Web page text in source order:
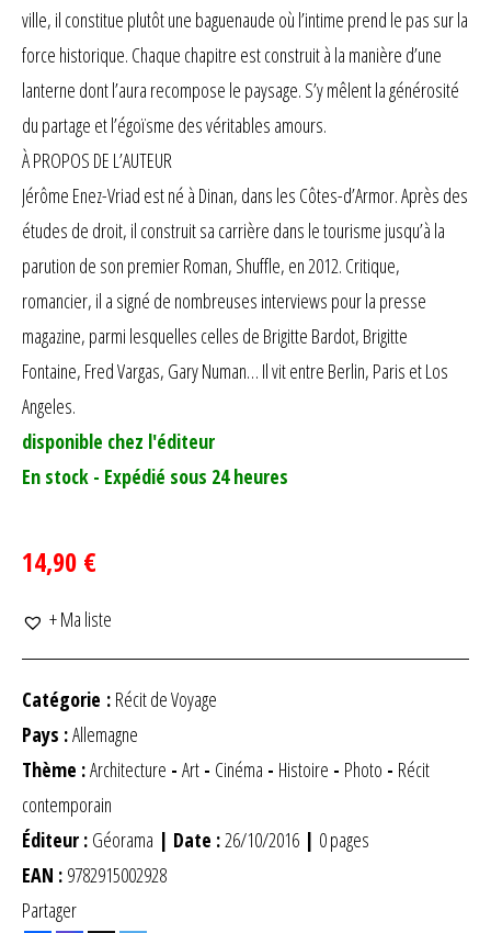
ville, il constitue plutôt une baguenaude où l’intime prend le pas sur la
force historique. Chaque chapitre est construit à la manière d’une
lanterne dont l’aura recompose le paysage. S’y mêlent la générosité
du partage et l’égoïsme des véritables amours.
À PROPOS DE L’AUTEUR
Jérôme Enez-Vriad est né à Dinan, dans les Côtes-d’Armor. Après des
études de droit, il construit sa carrière dans le tourisme jusqu’à la
parution de son premier Roman, Shuffle, en 2012. Critique,
romancier, il a signé de nombreuses interviews pour la presse
magazine, parmi lesquelles celles de Brigitte Bardot, Brigitte
Fontaine, Fred Vargas, Gary Numan… Il vit entre Berlin, Paris et Los
Angeles.
disponible chez l'éditeur
En stock - Expédié sous 24 heures
14,90 €
+ Ma liste
Catégorie : Récit de Voyage
Pays :Allemagne
Thème :Architecture - Art - Cinéma - Histoire - Photo - Récit
contemporain
Éditeur : Géorama | Date :26/10/2016 | 0 pages
EAN : 9782915002928
Partager